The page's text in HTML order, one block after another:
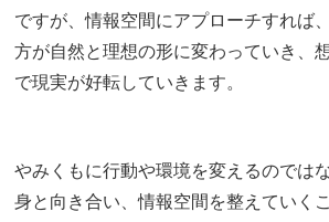
ですが、情報空間にアプローチすれば
方が自然と理想の形に変わっていき、
で現実が好転していきます。
やみくもに行動や環境を変えるのでは
身と向き合い、情報空間を整えていく